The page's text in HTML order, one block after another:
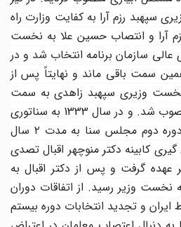
سپهبد رزم آرا به کفایت وزارت راه
آرا و انتصاب حسین علا به نخست
سازمان برنامه انتخاب شد و در
سمت باقی ماند و نهایتاً پس از
مرداد ۱۳۳۲ و نخست وزیری سپهبد زاهدی به سمت
مدیرعامل سازمان برنامه منصوب شد. و در سال 1333 به سناتوری
تهران انتخاب شد. وی در دوره دوم مجلس سنا به مدت ۲ سال
کابینه دکتر منوچهر اقبال تصدی
گرفت و پس از دکتر اقبال به
در سال ۱۳۳۹ به نخست وزیر رسید. از اتفاقات دوران
و تجدید انتخابات دوره بیستم